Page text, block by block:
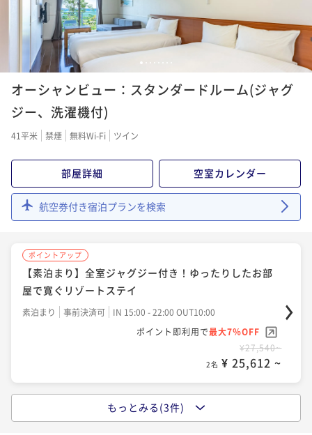
2名 ¥ 27,658 ~
ポイントアップ
2連泊以上限定5％OFFでお得に滞在 ＜素泊りプラン
＞
素泊まり 事前決済可
¥59,440~
2名 ¥ 55,279 ~
＞
素泊まり 事前決済可
IN 15:00 - 22:00 OUT10:00
2名 ¥ 130,776 ~
1 2 3
オーシャンビュー：スタンダードルーム(ジャグ
ジー、洗濯機付)
41平米 禁煙 無料Wi-Fi ツイン
部屋詳細 空室カレンダー
航空券付き宿泊プランを検索
ポイントアップ
【素泊まり】全室ジャグジー付き！ゆったりしたお部
屋で寛ぐリゾートステイ
素泊まり 事前決済可
IN 15:00 - 22:00 OUT10:00
ポイント即利用で最大7％OFF
¥27,540~
2名 ¥ 25,612 ~
【朝食付き】全室ジャグジー付き！沖縄の海と空を贅
もっとみる(3件)